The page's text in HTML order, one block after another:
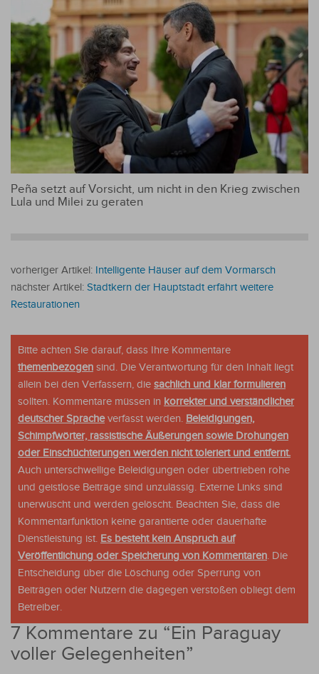
Peña setzt auf Vorsicht, um nicht in den Krieg zwischen
Lula und Milei zu geraten
vorheriger Artikel: Intelligente Häuser auf dem Vormarsch
nächster Artikel: Stadtkern der Hauptstadt erfährt weitere
Restaurationen
Bitte achten Sie darauf, dass Ihre Kommentare
themenbezogen sind. Die Verantwortung für den Inhalt liegt
allein bei den Verfassern, die sachlich und klar formulieren
sollten. Kommentare müssen in korrekter und verständlicher
deutscher Spracheverfasst werden. Beleidigungen,
Schimpfwörter, rassistische Äußerungen sowie Drohungen
oder Einschüchterungen werden nicht toleriert und entfernt.
Auch unterschwellige Beleidigungen oder übertrieben rohe
und geistlose Beiträge sind unzulässig. Externe Links sind
unerwüscht und werden gelöscht. Beachten Sie, dass die
Kommentarfunktion keine garantierte oder dauerhafte
Dienstleistung ist. Es besteht kein Anspruch auf
Veröffentlichung oder Speicherung von Kommentaren. Die
Entscheidung über die Löschung oder Sperrung von
Beiträgen oder Nutzern die dagegen verstoßen obliegt dem
Betreiber.
7 Kommentare zu “Ein Paraguay
voller Gelegenheiten”